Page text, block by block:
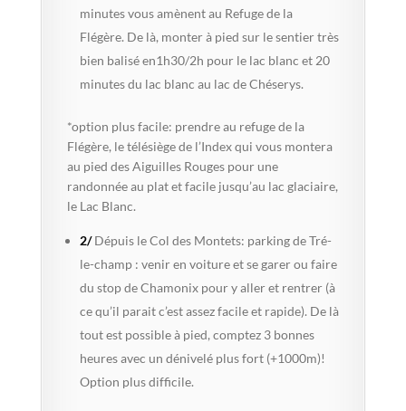
minutes vous amènent au Refuge de la
Flégère. De là, monter à pied sur le sentier très
bien balisé en1h30/2h pour le lac blanc et 20
minutes du lac blanc au lac de Chéserys.
*option plus facile: prendre au refuge de la
Flégère, le télésiège de l’Index qui vous montera
au pied des Aiguilles Rouges pour une
randonnée au plat et facile jusqu’au lac glaciaire,
le Lac Blanc.
2/Dépuis le Col des Montets: parking de Tré-
le-champ : venir en voiture et se garer ou faire
du stop de Chamonix pour y aller et rentrer (à
ce qu’il parait c’est assez facile et rapide). De là
tout est possible à pied, comptez 3 bonnes
heures avec un dénivelé plus fort (+1000m)!
Option plus difficile.